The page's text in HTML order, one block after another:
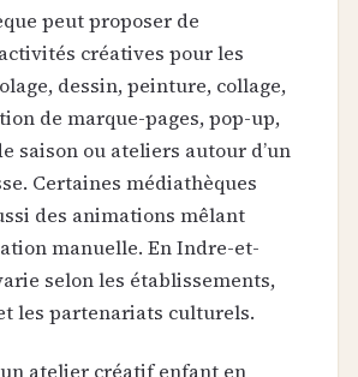
peut proposer de
créatives pour les
dessin, peinture, collage,
de marque-pages, pop-up,
saison ou ateliers autour d’un
Certaines médiathèques
des animations mêlant
manuelle. En Indre-et-
selon les établissements,
les partenariats culturels.
atelier créatif enfant en